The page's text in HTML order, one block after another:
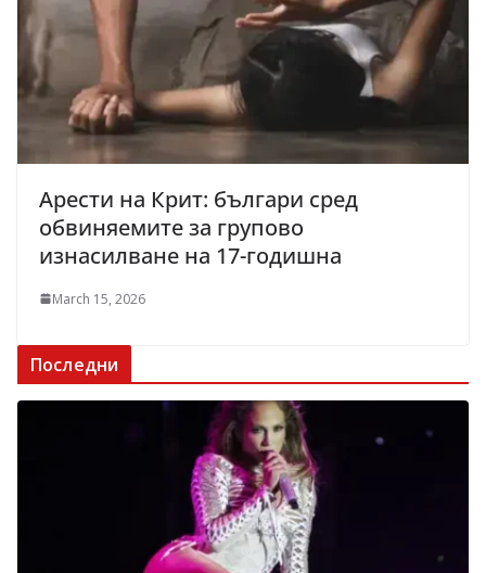
Арести на Крит: българи сред
обвиняемите за групово
изнасилване на 17-годишна
March 15, 2026
Последни